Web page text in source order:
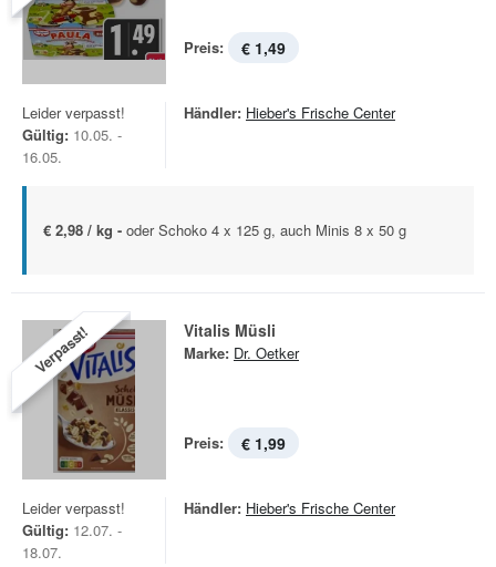
Preis: € 1,49
Leider verpasst!
Gültig: 10.05. -
16.05.
Händler: Hieber's Frische Center
€ 2,98 / kg - oder Schoko 4 x 125 g, auch Minis 8 x 50 g
Verpasst! Vitalis Müsli
Marke: Dr. Oetker
Preis: € 1,99
Leider verpasst!
Gültig: 12.07. -
18.07.
Händler: Hieber's Frische Center